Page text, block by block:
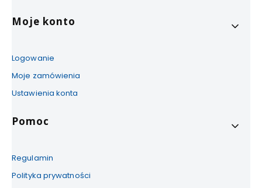
Moje konto
Logowanie
Moje zamówienia
Ustawienia konta
Pomoc
Regulamin
Polityka prywatności